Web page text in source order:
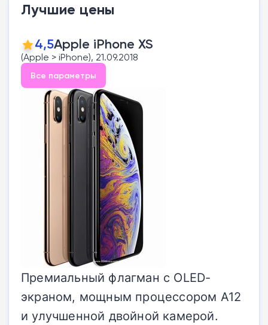
Лучшие цены
4,5Apple iPhone XS
(Apple > iPhone), 21.09.2018
Все параметры
Премиальный флагман с OLED-
экраном, мощным процессором A12
и улучшенной двойной камерой.